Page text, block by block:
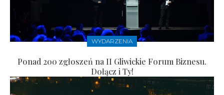
WYDARZENIA
Ponad 200 zgłoszeń na II Gliwickie Forum Biznesu.
Dołącz i Ty!